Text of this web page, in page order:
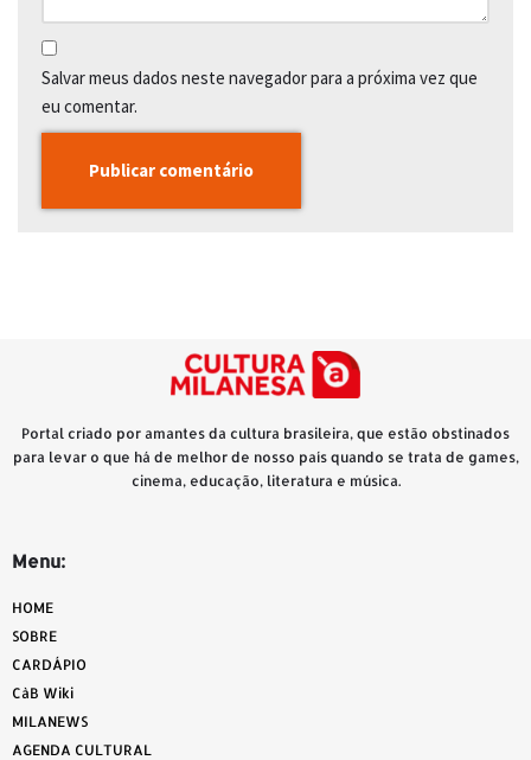
Salvar meus dados neste navegador para a próxima vez que
eu comentar.
Portal criado por amantes da cultura brasileira, que estão obstinados
para levar o que há de melhor de nosso país quando se trata de games,
cinema, educação, literatura e música.
Menu:
HOME
SOBRE
CARDÁPIO
CàB Wiki
MILANEWS
AGENDA CULTURAL